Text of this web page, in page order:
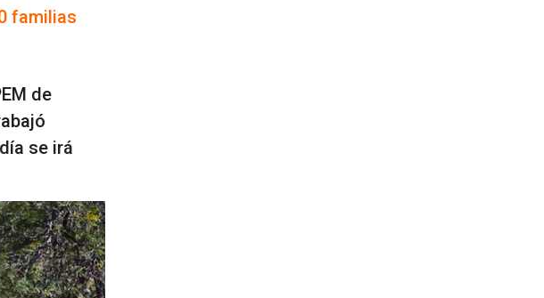
familias
de
se irá